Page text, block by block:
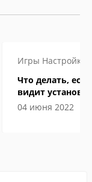
Игры Настройка
Что делать,
видит
04 июня 2022